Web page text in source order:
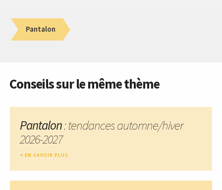
Pantalon
Conseils sur le même thème
Pantalon: tendances automne/hiver
2026-2027
EN SAVOIR PLUS